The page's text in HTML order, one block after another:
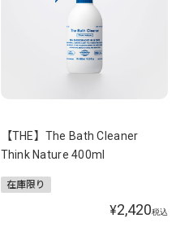
【THE】The Bath Cleaner
Think Nature 400ml
在庫限り
¥2,420税込